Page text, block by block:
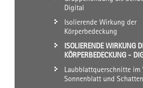
Digital
Isolierende Wirkung der
Körperbedeckung
ISOLIERENDE WIRKUNG
KÖRPERBEDECKUNG -
Laubblattquerschnitte im
Sonnenblatt und